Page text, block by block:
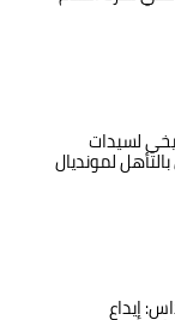
لسيدات
لمونديال
إيداع